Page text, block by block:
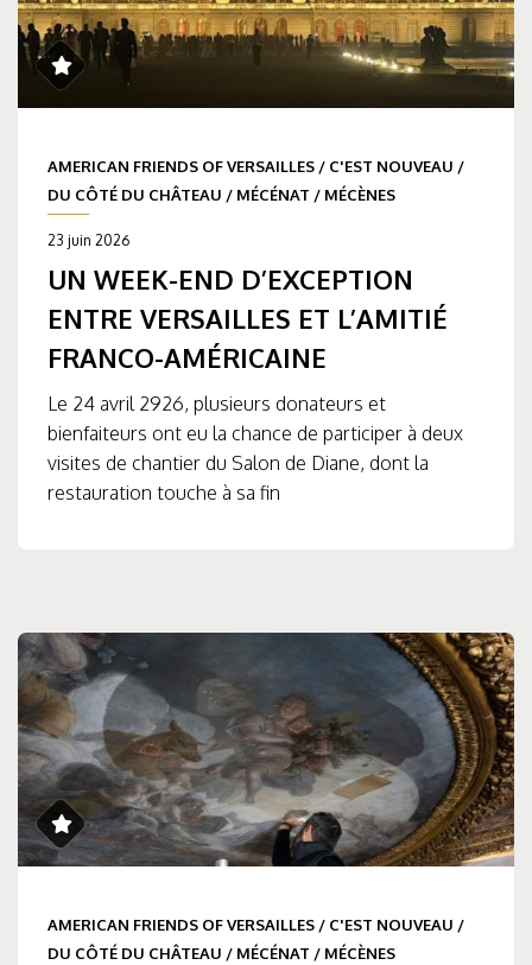
AMERICAN FRIENDS OF VERSAILLES / C'EST NOUVEAU /
DU CÔTÉ DU CHÂTEAU / MÉCÉNAT / MÉCÈNES
23 juin 2026
UN WEEK-END D’EXCEPTION
ENTRE VERSAILLES ET L’AMITIÉ
FRANCO-AMÉRICAINE
Le 24 avril 2926, plusieurs donateurs et
bienfaiteurs ont eu la chance de participer à deux
visites de chantier du Salon de Diane, dont la
restauration touche à sa fin
AMERICAN FRIENDS OF VERSAILLES / C'EST NOUVEAU /
DU CÔTÉ DU CHÂTEAU / MÉCÉNAT / MÉCÈNES